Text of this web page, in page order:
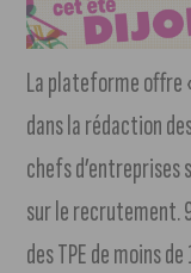
La plateforme offre
dans la rédaction
chefs
sur le recrutement.
des TPE de moins